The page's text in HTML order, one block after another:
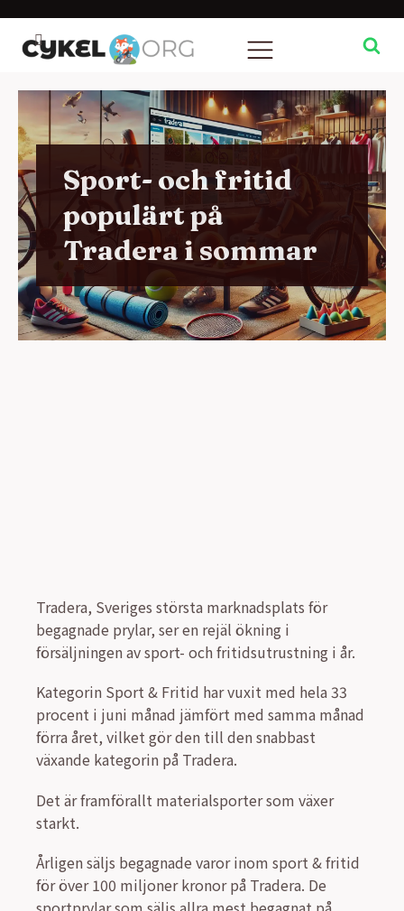
Sport- och fritid
populärt på
Tradera i sommar
Tradera, Sveriges största marknadsplats för
begagnade prylar, ser en rejäl ökning i
försäljningen av sport- och fritidsutrustning i år.
Kategorin Sport & Fritid har vuxit med hela 33
procent i juni månad jämfört med samma månad
förra året, vilket gör den till den snabbast
växande kategorin på Tradera.
Det är framförallt materialsporter som växer
starkt.
Årligen säljs begagnade varor inom sport & fritid
för över 100 miljoner kronor på Tradera. De